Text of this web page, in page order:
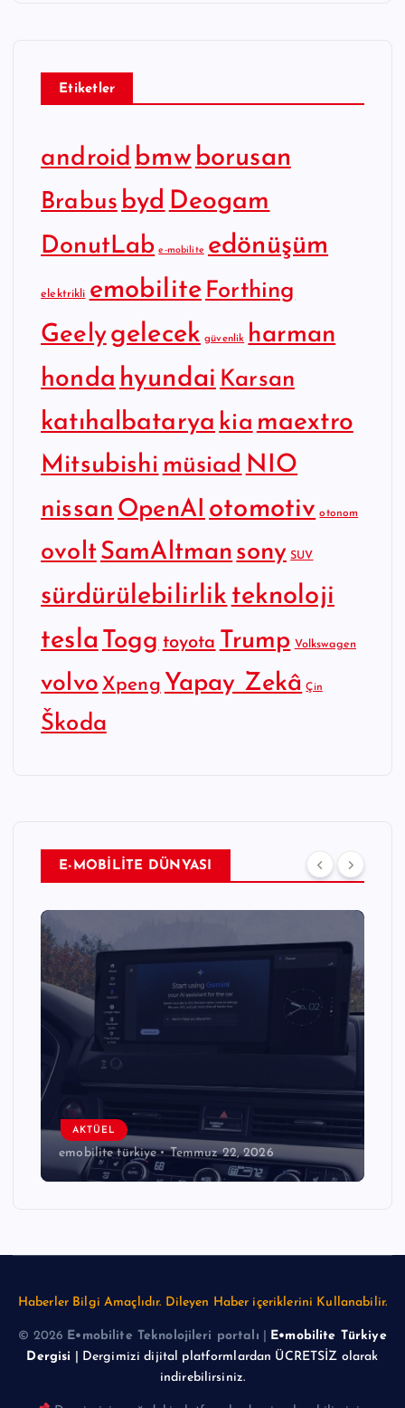
Etiketler
android bmw borusan
Brabus byd Deogam
DonutLab e-mobilite edönüşüm
elektrikli emobilite Forthing
Geelygelecek güvenlik harman
honda hyundai Karsan
katıhalbatarya kia maextro
Mitsubishi müsiad NIO
nissan OpenAI otomotiv otonom
ovoltSamAltman sony SUV
sürdürülebilirlik teknoloji
tesla Togg toyota Trump Volkswagen
volvo Xpeng Yapay Zekâ Çin
Škoda
E-MOBİLİTE DÜNYASI
AKTÜEL
emobilite türkiye Temmuz 22, 2026
Haberler Bilgi Amaçlıdır. Dileyen Haber içeriklerini Kullanabilir.
© 2026 E•mobilite Teknolojileri portalı
E•mobilite Türkiye
Dergisi | Dergimizi dijital platformlardan ÜCRETSİZ olarak
indirebilirsiniz.